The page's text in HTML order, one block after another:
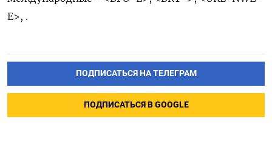
E>, .
ПОДПИСАТЬСЯ НА ТЕЛЕГРАМ
ПОДПИСАТЬСЯ В GOOGLE